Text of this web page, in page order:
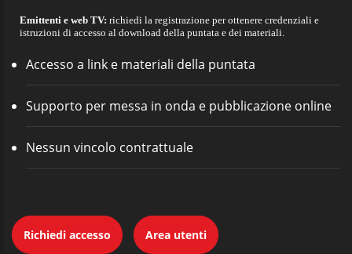
Emittenti e web TV: richiedi la registrazione per ottenere credenziali e
istruzioni di accesso al download della puntata e dei materiali.
Accesso a link e materiali della puntata
Supporto per messa in onda e pubblicazione online
Nessun vincolo contrattuale
Richiedi accesso Area utenti